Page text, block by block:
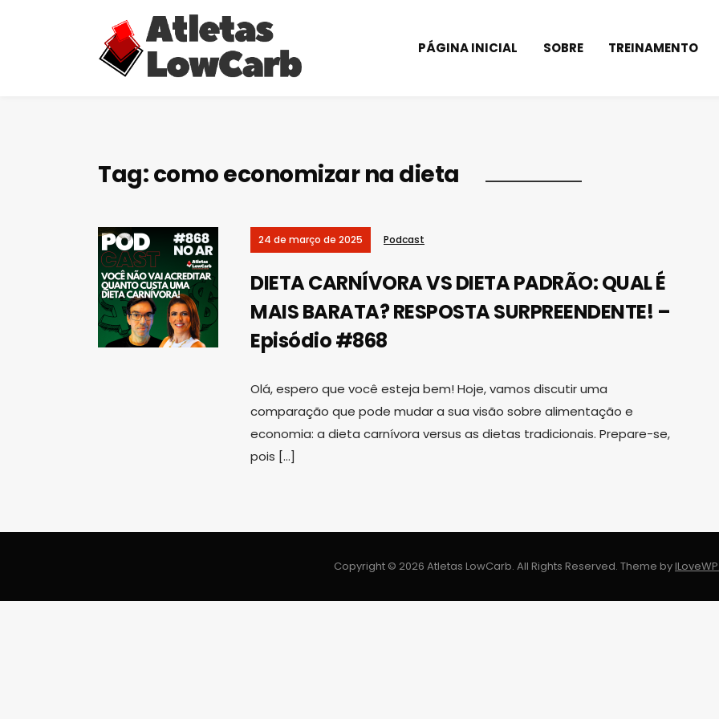
PÁGINA INICIAL SOBRE TREINAMENTO
Tag:como economizar na dieta
24 de março de 2025 Podcast
DIETA CARNÍVORA VS DIETA PADRÃO: QUAL É
MAIS BARATA? RESPOSTA SURPREENDENTE! –
Episódio #868
Olá, espero que você esteja bem! Hoje, vamos discutir uma
comparação que pode mudar a sua visão sobre alimentação e
economia: a dieta carnívora versus as dietas tradicionais. Prepare-se,
pois […]
Copyright © 2026 Atletas LowCarb. All Rights Reserved. Theme by